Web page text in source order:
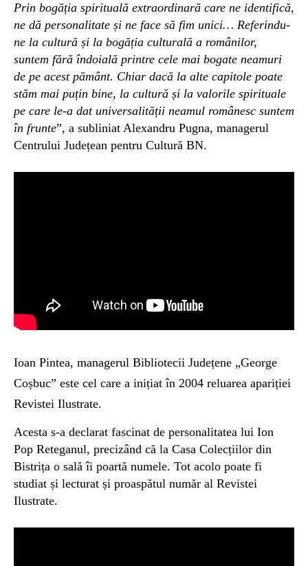
Prin bogăția spirituală extraordinară care ne identifică,
ne dă personalitate și ne face să fim unici… Referindu-
ne la cultură și la bogăția culturală a românilor,
suntem fără îndoială printre cele mai bogate neamuri
de pe acest pământ. Chiar dacă la alte capitole poate
stăm mai puțin bine, la cultură și la valorile spirituale
pe care le-a dat universalității neamul românesc suntem
în frunte”, a subliniat Alexandru Pugna, managerul
Centrului Județean pentru Cultură BN.
Ioan Pintea, managerul Bibliotecii Județene „George
Coșbuc” este cel care a inițiat în 2004 reluarea apariției
Revistei Ilustrate.
Acesta s-a declarat fascinat de personalitatea lui Ion
Pop Reteganul, precizând că la Casa Colecțiilor din
Bistrița o sală îi poartă numele. Tot acolo poate fi
studiat și lecturat și proaspătul număr al Revistei
Ilustrate.